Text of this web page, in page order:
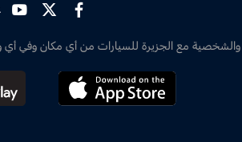
والشخصية مع الجزيرة للسيارات من أي مكان وفي أي